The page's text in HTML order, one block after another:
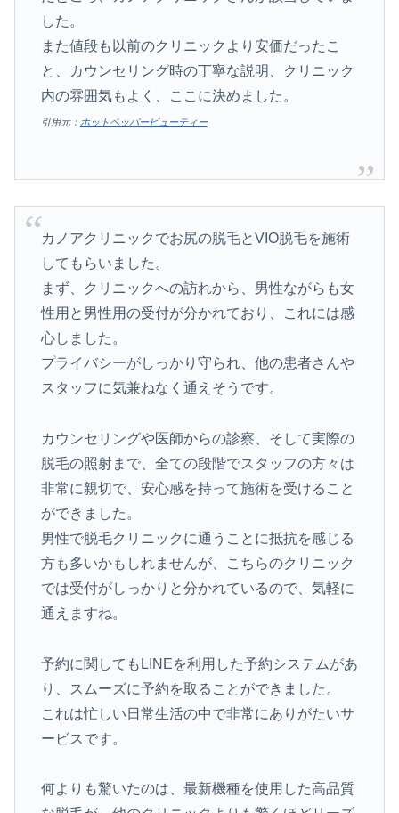
した。
また値段も以前のクリニックより安価だったこ
と、カウンセリング時の丁寧な説明、クリニック
内の雰囲気もよく、ここに決めました。
引用元： ホットペッパービューティー
カノアクリニックでお尻の脱毛とVIO脱毛を施術
してもらいました。
まず、クリニックへの訪れから、男性ながらも女
性用と男性用の受付が分かれており、これには感
心しました。
プライバシーがしっかり守られ、他の患者さんや
スタッフに気兼ねなく通えそうです。
カウンセリングや医師からの診察、そして実際の
脱毛の照射まで、全ての段階でスタッフの方々は
非常に親切で、安心感を持って施術を受けること
ができました。
男性で脱毛クリニックに通うことに抵抗を感じる
方も多いかもしれませんが、こちらのクリニック
では受付がしっかりと分かれているので、気軽に
通えますね。
予約に関してもLINEを利用した予約システムがあ
り、スムーズに予約を取ることができました。
これは忙しい日常生活の中で非常にありがたいサ
ービスです。
何よりも驚いたのは、最新機種を使用した高品質